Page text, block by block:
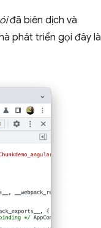
đã biên dịch và
phát triển gọi đây là